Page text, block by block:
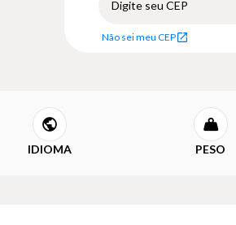
Não sei meu CEP
IDIOMA PESO